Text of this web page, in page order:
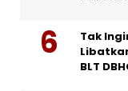
Tak
BLT